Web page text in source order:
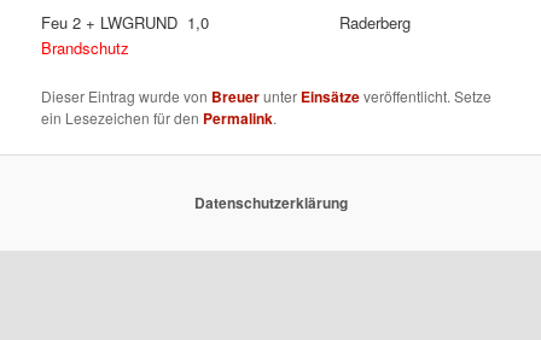
Feu 2 + LWGRUND 1,0 Raderberg
Brandschutz
Dieser Eintrag wurde von Breuerunter Einsätzeveröffentlicht. Setze
ein Lesezeichen für den Permalink.
Datenschutzerklärung